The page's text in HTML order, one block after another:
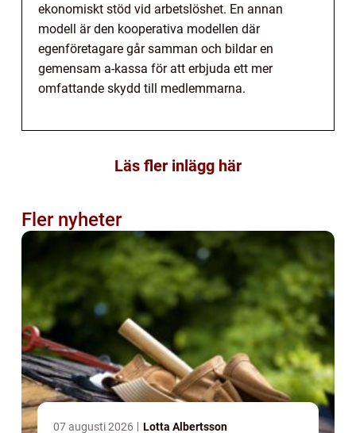
ekonomiskt stöd vid arbetslöshet. En annan
modell är den kooperativa modellen där
egenföretagare går samman och bildar en
gemensam a-kassa för att erbjuda ett mer
omfattande skydd till medlemmarna.
Läs fler inlägg här
Fler nyheter
07 augusti 2026 Lotta Albertsson